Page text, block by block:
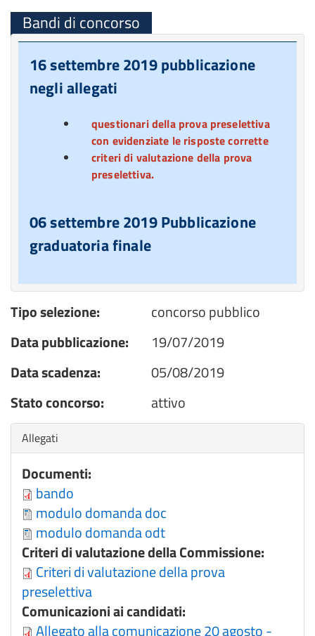
Bandi di concorso
16 settembre 2019 pubblicazione
negli allegati
questionari della prova preselettiva
con evidenziate le risposte corrette
criteri di valutazione della prova
preselettiva.
06 settembre 2019 Pubblicazione
graduatoria finale
Tipo selezione:
concorso pubblico
Data pubblicazione:
19/07/2019
Data scadenza:
05/08/2019
Stato concorso:
attivo
Nascondi
Allegati
Documenti:
bando
modulo domanda doc
modulo domanda odt
Criteri di valutazione della Commissione:
Criteri di valutazione della prova
preselettiva
Comunicazioni ai candidati:
Allegato alla comunicazione 20 agosto -